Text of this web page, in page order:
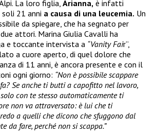
La loro figlia, Arianna, è infatti
21 anni a causa di una leucemia. Un
da spiegare, che ha segnato per
attori. Marina Giulia Cavalli ha
e toccante intervista a “Vanity Fair”,
a cuore aperto, di quel dolore che
di 11 anni, è ancora presente e con il
ogni giorno: “Non è possibile scappare
Se anche ti butti a capofitto nel lavoro,
con te stesso automaticamente ti
non va attraversato: è lui che ti
a quelli che dicono che sfuggono dal
da fare, perché non si scappa.”